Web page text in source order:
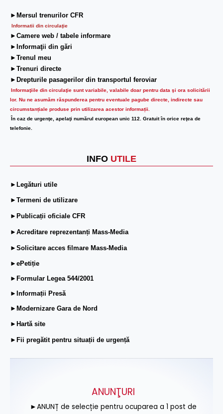
►Mersul trenurilor CFR
Informatii din circulaţie
►Camere web / tabele informare
►Informaţii din gări
►Trenul meu
►Trenuri directe
►Drepturile pasagerilor din transportul feroviar
Informaţiile din circulaţie sunt variabile, valabile doar pentru data şi ora solicitării
lor. Nu ne asumăm răspunderea pentru eventuale pagube directe, indirecte sau
circumstanțiale produse prin utilizarea acestor informații.
În caz de urgenţe, apelaţi numărul european unic 112. Gratuit în orice reţea de
telefonie.
INFO UTILE
►Legături utile
►Termeni de utilizare
►Publicații oficiale CFR
►Acreditare reprezentanți Mass-Media
►Solicitare acces filmare Mass-Media
►ePetiție
►Formular Legea 544/2001
►Informații Presă
►Modernizare Gara de Nord
►Hartă site
►Fii pregătit pentru situații de urgență
ANUNŢURI
►ANUNȚ de selecție pentru ocuparea a 1 post de